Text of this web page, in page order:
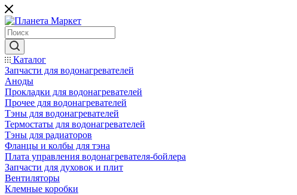
Каталог
Запчасти для водонагревателей
Аноды
Прокладки для водонагревателей
Прочее для водонагревателей
Тэны для водонагревателей
Термостаты для водонагревателей
Тэны для радиаторов
Фланцы и колбы для тэна
Плата управления водонагревателя-бойлера
Запчасти для духовок и плит
Вентиляторы
Клемные коробки